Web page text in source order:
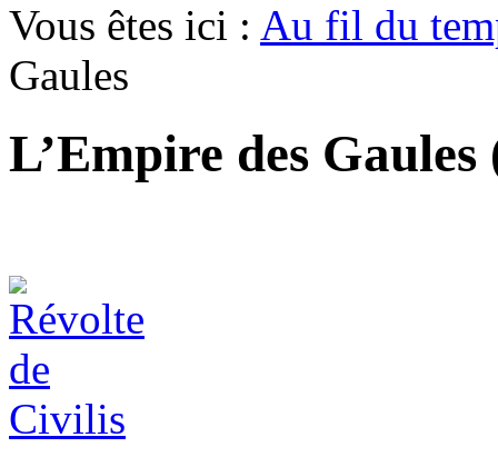
Vous êtes ici : Au fil du
Gaules
L’Empire des Gaules